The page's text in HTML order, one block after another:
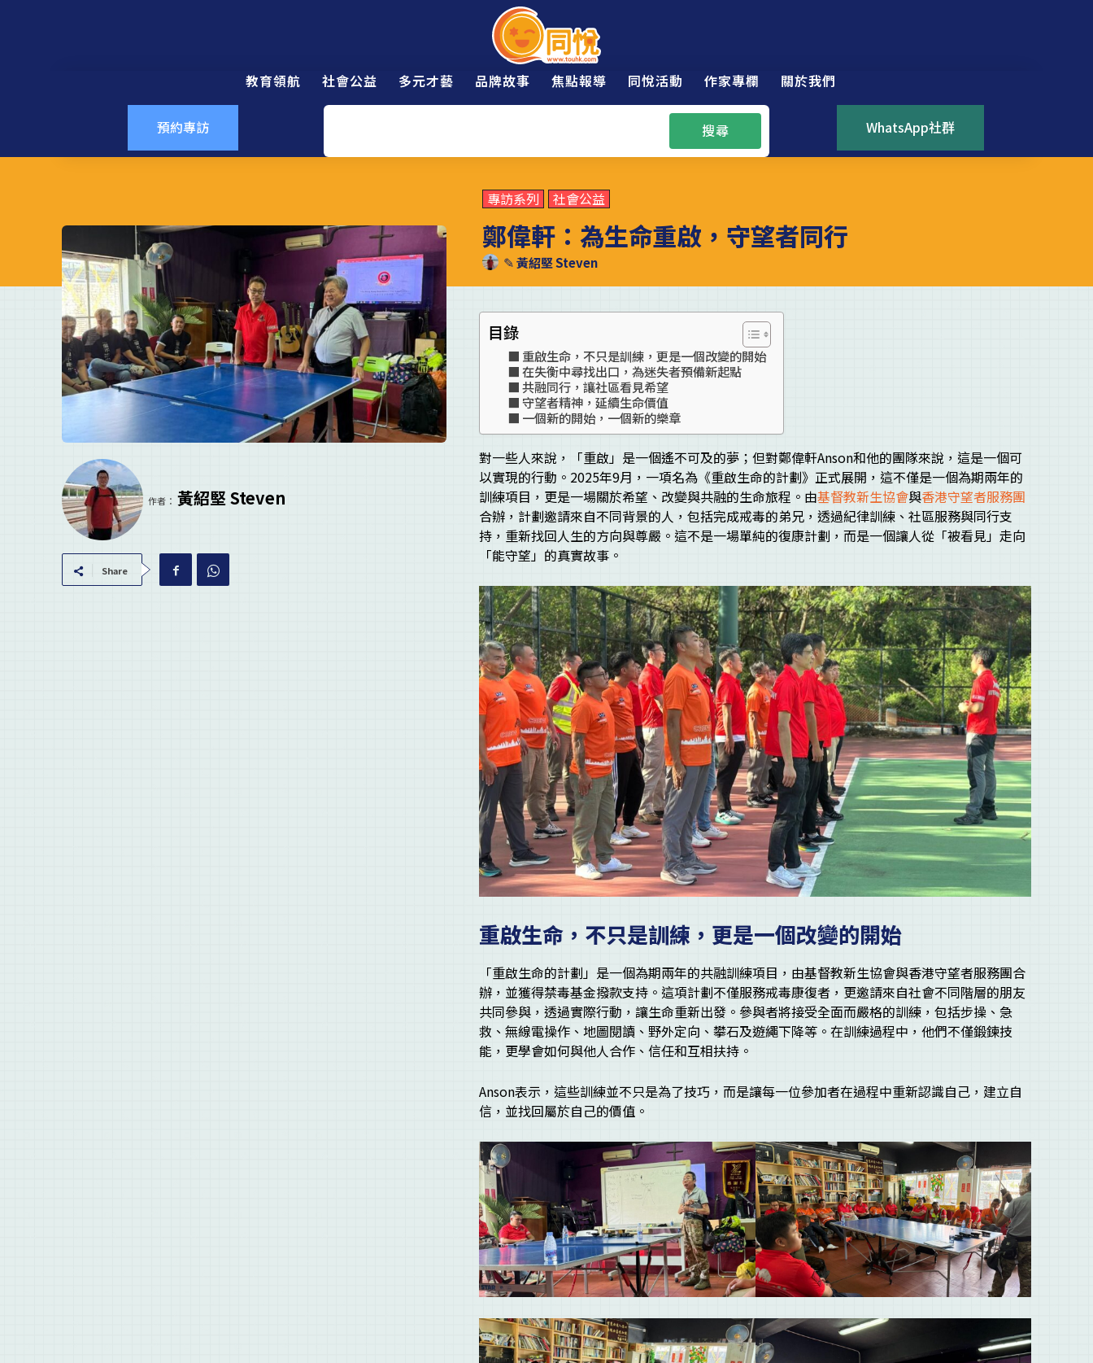
教育領航 社會公益 多元才藝 品牌故事 焦點報導 同悅活動 作家專欄 關於我們
預約專訪 搜尋 WhatsApp社群
專訪系列 社會公益
鄭偉軒：為生命重啟，守望者同行
✎黃紹堅 Steven
作者： 黃紹堅 Steven
Share
目錄
重啟生命，不只是訓練，更是一個改變的開始
在失衡中尋找出口，為迷失者預備新起點
共融同行，讓社區看見希望
守望者精神，延續生命價值
一個新的開始，一個新的樂章
對一些人來說，「重啟」是一個遙不可及的夢；但對鄭偉軒Anson和他的團隊來說，這是一個可
以實現的行動。2025年9月，一項名為《重啟生命的計劃》正式展開，這不僅是一個為期兩年的
訓練項目，更是一場關於希望、改變與共融的生命旅程。由基督教新生協會與香港守望者服務團
合辦，計劃邀請來自不同背景的人，包括完成戒毒的弟兄，透過紀律訓練、社區服務與同行支
持，重新找回人生的方向與尊嚴。這不是一場單純的復康計劃，而是一個讓人從「被看見」走向
「能守望」的真實故事。
重啟生命，不只是訓練，更是一個改變的開始
「重啟生命的計劃」是一個為期兩年的共融訓練項目，由基督教新生協會與香港守望者服務團合
辦，並獲得禁毒基金撥款支持。這項計劃不僅服務戒毒康復者，更邀請來自社會不同階層的朋友
共同參與，透過實際行動，讓生命重新出發。參與者將接受全面而嚴格的訓練，包括步操、急
救、無線電操作、地圖閱讀、野外定向、攀石及遊繩下降等。在訓練過程中，他們不僅鍛鍊技
能，更學會如何與他人合作、信任和互相扶持。
Anson表示，這些訓練並不只是為了技巧，而是讓每一位參加者在過程中重新認識自己，建立自
信，並找回屬於自己的價值。